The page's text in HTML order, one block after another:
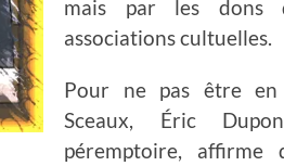
mais par les dons
associations cultuelles.
Pour ne pas être
Sceaux, Éric
péremptoire,